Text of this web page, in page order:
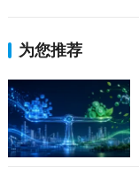
为您推荐